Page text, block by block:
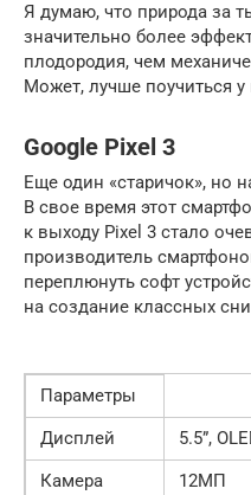
Я думаю, что природа за
значительно более
плодородия, чем
Может, лучше поучиться у
Google Pixel 3
Еще один «старичок», но
В свое время этот
к выходу Pixel 3 стало
производитель
переплюнуть софт
на создание классных
Параметры
Дисплей
5.5”,
Камера
12МП